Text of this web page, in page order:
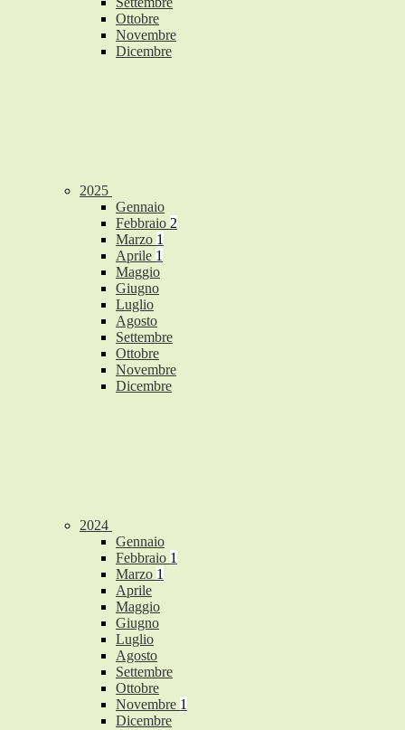
Ottobre
Novembre
Dicembre
2025
Gennaio
Febbraio 2
Marzo 1
Aprile 1
Maggio
Giugno
Luglio
Agosto
Settembre
Ottobre
Novembre
Dicembre
2024
Gennaio
Febbraio 1
Marzo 1
Aprile
Maggio
Giugno
Luglio
Agosto
Settembre
Ottobre
Novembre 1
Dicembre